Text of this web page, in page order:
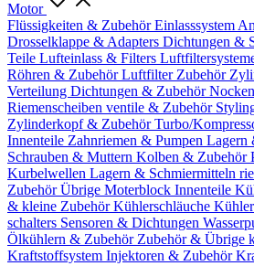
Motor
Flüssigkeiten & ZubehörEinlasssystem
Drosselklappe & Adapters Dichtungen &
Teile Lufteinlass & Filters
Röhren & ZubehörLuftfilter Zubehör
Verteilung Dichtungen & Zubehör
Riemenscheiben ventile & Zubehör
Zylinderkopf & ZubehörTurbo/
Innenteile Zahnriemen & Pumpen Lagern
Schrauben & Muttern Kolben & Zubehör
Kurbelwellen Lagern & Schmiermitteln
ZubehörÜbrige Moterblock Innenteile
& kleine ZubehörKühlerschläuche
schalters Sensoren & Dichtungen
Ölkühlern & Zubehör Zubehör & Übrige
Kraftstoffsystem Injektoren & Zubehör